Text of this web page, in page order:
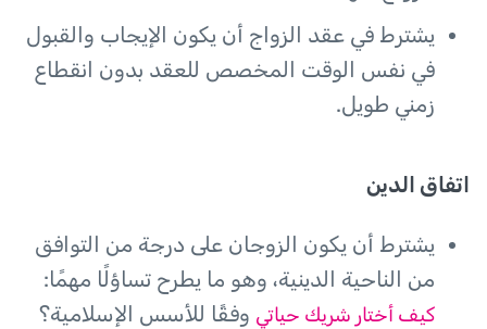
يشترط في عقد الزواج أن يكون الإيجاب والقبول
في نفس الوقت المخصص للعقد بدون انقطاع
زمني طويل.
اتفاق الدين
يشترط أن يكون الزوجان على درجة من التوافق
من الناحية الدينية، وهو ما يطرح تساؤلًا مهمًا:
كيف أختار شريك حياتي وفقًا للأسس الإسلامية؟